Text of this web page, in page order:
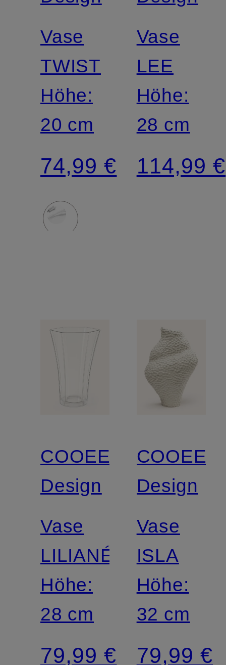
Vase
TWIST
Höhe:
20 cm
74,99 €
Vase
LEE
Höhe:
28 cm
114,99 €
COOEE
Design
Vase
LILIANÉ
Höhe:
28 cm
79,99 €
COOEE
Design
Vase
ISLA
Höhe:
32 cm
79,99 €